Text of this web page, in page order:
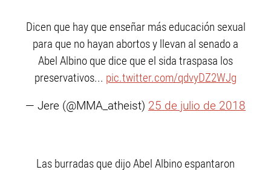
Dicen que hay que enseñar más educación sexual
para que no hayan abortos y llevan al senado a
Abel Albino que dice que el sida traspasa los
preservativos... pic.twitter.com/qdvyDZ2WJg
— Jere (@MMA_atheist) 25 de julio de 2018
Las burradas que dijo Abel Albino espantaron